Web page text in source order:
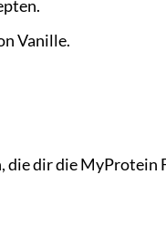
Vanille.
die dir die MyProtein